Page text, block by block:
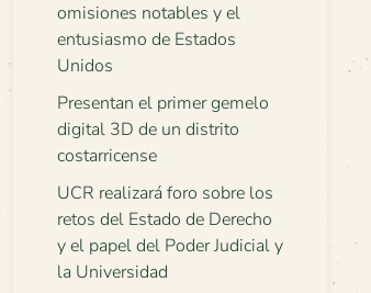
omisiones notables y el
entusiasmo de Estados
Unidos
Presentan el primer gemelo
digital 3D de un distrito
costarricense
UCR realizará foro sobre los
retos del Estado de Derecho
y el papel del Poder Judicial y
la Universidad